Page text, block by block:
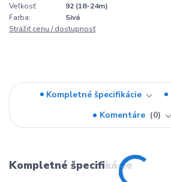
Veľkosť:
92 (18-24m)
Farba:
Sivá
Strážiť cenu / dostupnosť
Kompletné špecifikácie
Komentáre
0
Kompletné špecifikácie